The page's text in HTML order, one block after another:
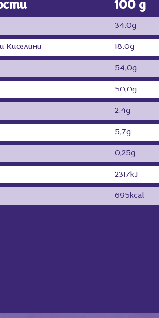
100 g
34,0g
18,0g
54,0g
50,0g
2,4g
5,7g
0,25g
2317kJ
695kcal